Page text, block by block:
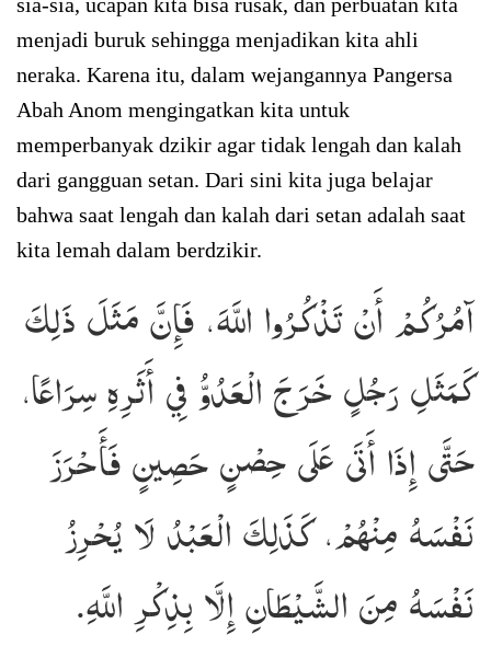
menjadi buruk sehingga menjadikan kita ahli
neraka. Karena itu, dalam wejangannya Pangersa
Abah Anom mengingatkan kita untuk
memperbanyak dzikir agar tidak lengah dan kalah
dari gangguan setan. Dari sini kita juga belajar
bahwa saat lengah dan kalah dari setan adalah saat
kita lemah dalam berdzikir.
آمُرُكُمْ أَنْ تَذْكُرُوا اللَّهَ، فَإِنَّ مَثَلَ ذَلِكَ
كَمَثَلِ رَجُلٍ خَرَجَ الْعَدُوُّ فِي أَثَرِهِ سِرَاعًا،
حَتَّى إِذَا أَتَى عَلَى حِصْنٍ حَصِينٍ فَأَحْرَزَ
نَفْسَهُ مِنْهُمْ، كَذَلِكَ الْعَبْدُ لَا يُحْرِزُ
نَفْسَهُ مِنَ الشَّيْطَانِ إِلَّا بِذِكْرِ اللَّهِ.